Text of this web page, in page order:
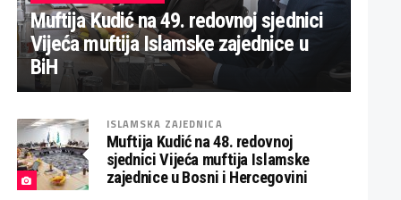
Muftija Kudić na 49. redovnoj sjednici
Vijeća muftija Islamske zajednice u
BiH
ISLAMSKA ZAJEDNICA
Muftija Kudić na 48. redovnoj
sjednici Vijeća muftija Islamske
zajednice u Bosni i Hercegovini